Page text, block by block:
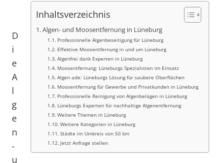
Inhaltsverzeichnis
Algen- und Moosentfernung in Lüneburg
Professionelle Algenbeseitigung für Lüneburg
Effektive Moosentfernung in und um Lüneburg
Algenfrei dank Experten in Lüneburg
Moosentfernung: Lüneburgs Spezialisten im Einsatz
Algen ade: Lüneburgs Lösung für saubere Oberflächen
Moosentfernung für Gewerbe und Privatkunden in Lüneburg
Professionelle Reinigung von Algenbelägen in Lüneburg
Lüneburgs Experten für nachhaltige Algenentfernung
Weitere Themen in Lüneburg
Weitere Kategorien in Lüneburg
Städte im Umkreis von 50 km
Jetzt Anfrage stellen
D
i
e
A
l
g
e
n
-
u